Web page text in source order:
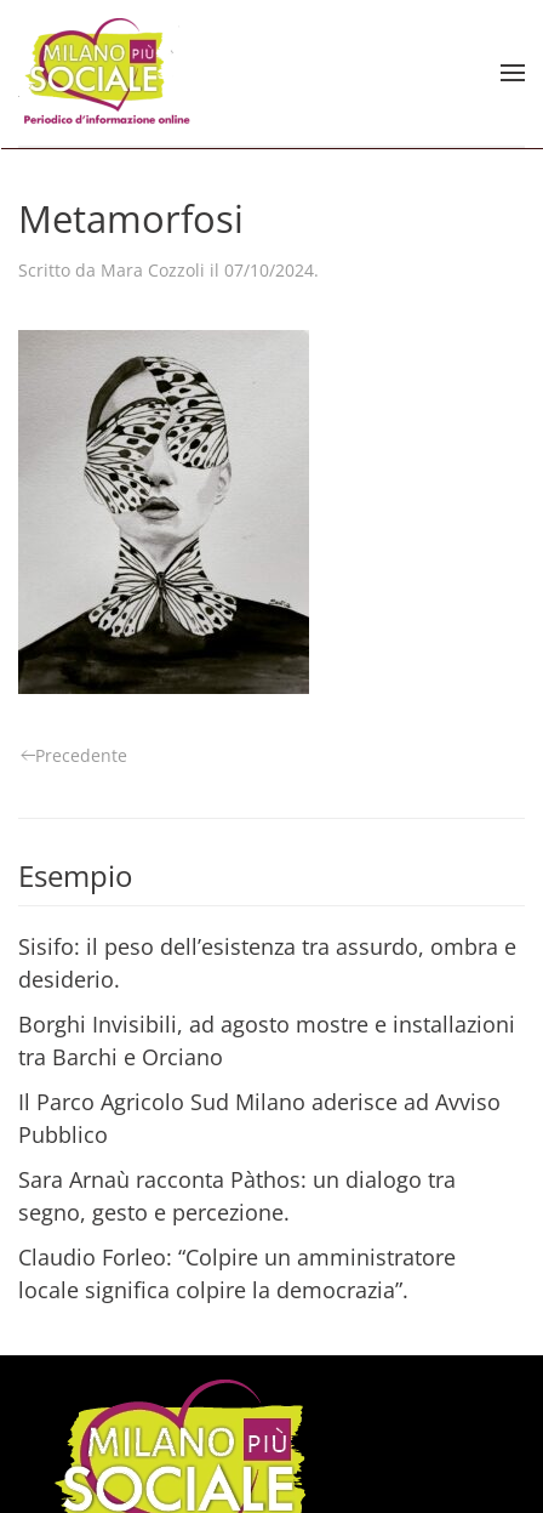
Skip to main content
Metamorfosi
Scritto da Mara Cozzoli il 07/10/2024.
Precedente
Esempio
Sisifo: il peso dell’esistenza tra assurdo, ombra e
desiderio.
Borghi Invisibili, ad agosto mostre e installazioni
tra Barchi e Orciano
Il Parco Agricolo Sud Milano aderisce ad Avviso
Pubblico
Sara Arnaù racconta Pàthos: un dialogo tra
segno, gesto e percezione.
Claudio Forleo: “Colpire un amministratore
locale significa colpire la democrazia”.